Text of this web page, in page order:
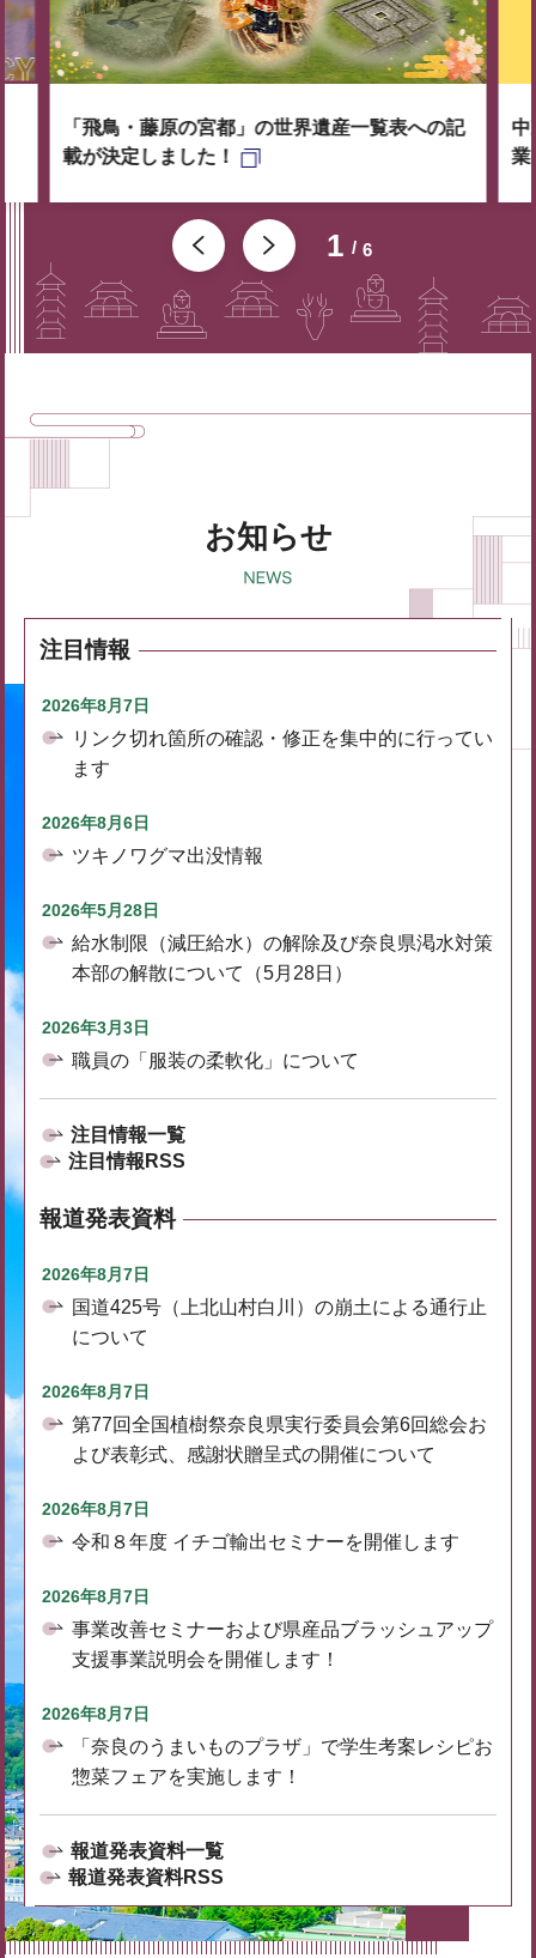
1 6
「飛鳥・藤原の宮都」の世界遺産一覧表への記
載が決定しました！
中
業
お知らせ
注目情報
2026年8月7日
リンク切れ箇所の確認・修正を集中的に行ってい
ます
2026年8月6日
ツキノワグマ出没情報
2026年5月28日
給水制限（減圧給水）の解除及び奈良県渇水対策
本部の解散について（5月28日）
2026年3月3日
職員の「服装の柔軟化」について
注目情報一覧
注目情報RSS
報道発表資料
2026年8月7日
国道425号（上北山村白川）の崩土による通行止
について
2026年8月7日
第77回全国植樹祭奈良県実行委員会第6回総会お
よび表彰式、感謝状贈呈式の開催について
2026年8月7日
令和８年度 イチゴ輸出セミナーを開催します
2026年8月7日
事業改善セミナーおよび県産品ブラッシュアップ
支援事業説明会を開催します！
2026年8月7日
「奈良のうまいものプラザ」で学生考案レシピお
惣菜フェアを実施します！
報道発表資料一覧
報道発表資料RSS